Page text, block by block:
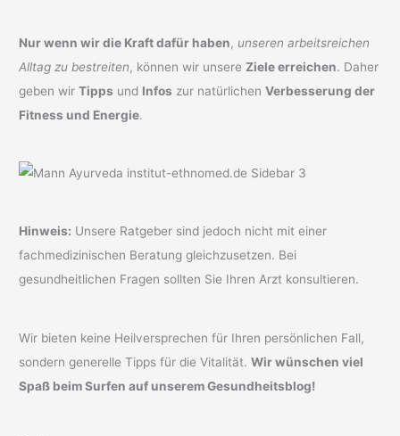
Nur wenn wir die Kraft dafür haben, unseren arbeitsreichen
Alltag zu bestreiten, können wir unsereZiele erreichen. Daher
geben wirTipps und Infos zur natürlichenVerbesserung der
Fitness und Energie.
Hinweis: Unsere Ratgeber sind jedoch nicht mit einer
fachmedizinischen Beratung gleichzusetzen. Bei
gesundheitlichen Fragen sollten Sie Ihren Arzt konsultieren.
Wir bieten keine Heilversprechen für Ihren persönlichen Fall,
sondern generelle Tipps für die Vitalität.Wir wünschen viel
Spaß beim Surfen auf unserem Gesundheitsblog!